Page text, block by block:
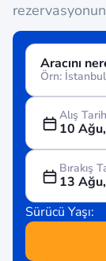
Aracını
Alış
10
Bırakış
13
Sürücü Yaşı: